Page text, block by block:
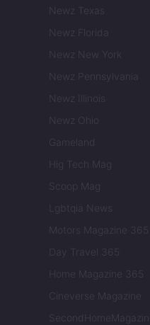
Newz Texas
Newz Florida
Newz New York
Newz Pennsylvania
Newz Illinois
Newz Ohio
Gameland
Hig Tech Mag
Scoop Mag
Lgbtqia News
Motors Magazine 365
Day Travel 365
Home Magazine 365
Cineverse Magazine
SecondHomeMagazine